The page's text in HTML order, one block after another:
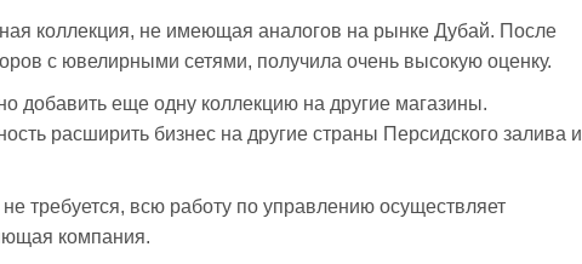
коллекция, не имеющая аналогов на рынке Дубай. После
с ювелирными сетями, получила очень высокую оценку.
добавить еще одну коллекцию на другие магазины.
расширить бизнес на другие страны Персидского залива и
не требуется, всю работу по управлению осуществляет
компания.